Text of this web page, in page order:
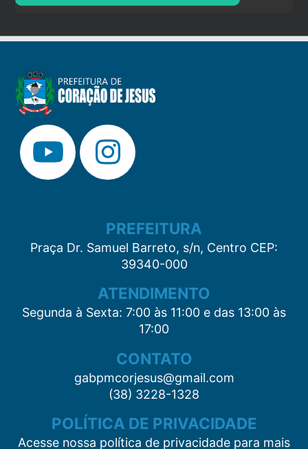
PREFEITURA
Praça Dr. Samuel Barreto, s/n, Centro CEP:
39340-000
ATENDIMENTO
Segunda à Sexta: 7:00 às 11:00 e das 13:00 às
17:00
CONTATO
gabpmcorjesus@gmail.com
(38) 3228-1328
POLÍTICA DE PRIVACIDADE
Acesse nossa política de privacidade para mais